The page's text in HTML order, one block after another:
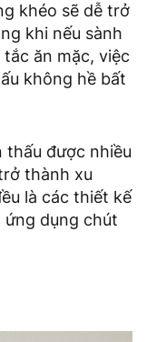
khéo sẽ dễ trở
khi nếu sành
ăn mặc, việc
không hề bất
thấu được nhiều
thành xu
là các thiết kế
ứng dụng chút